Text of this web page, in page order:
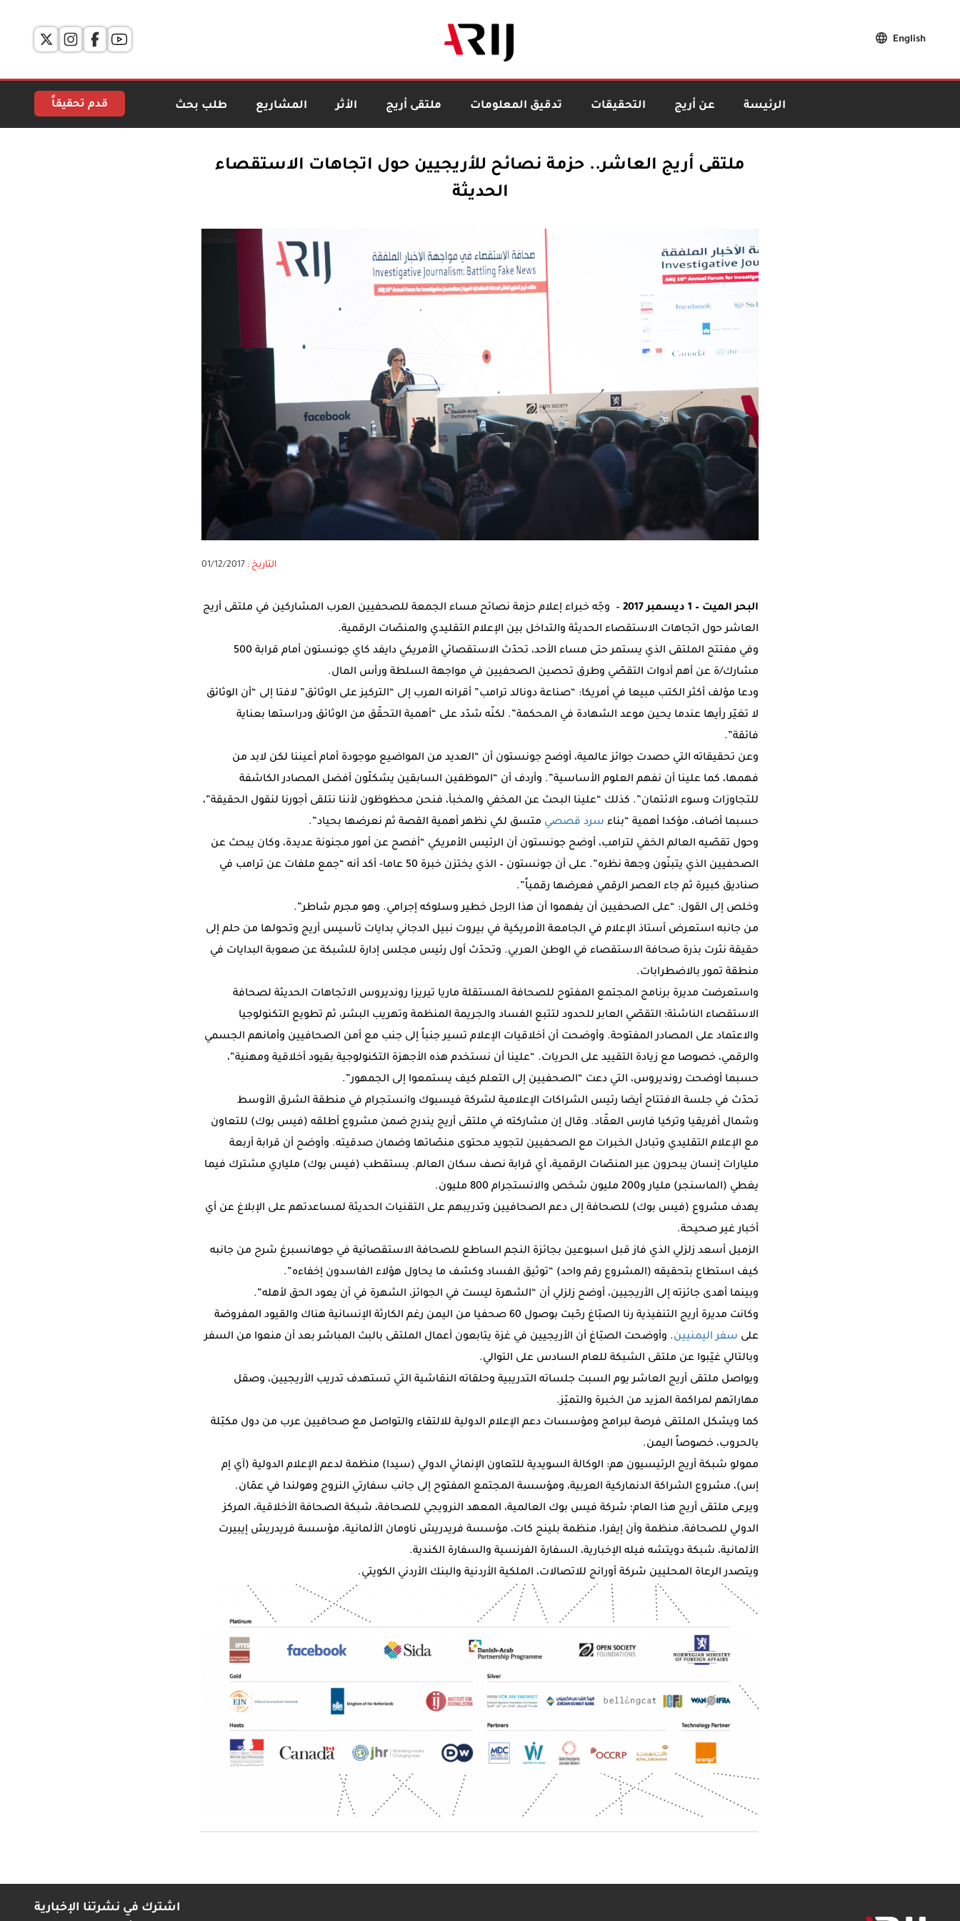
English
الرئيسة عن أريج التحقيقات تدقيق المعلومات ملتقى أريج الأثر المشاريع طلب بحث قدم تحقيقاً
ملتقى أريج العاشر.. حزمة نصائح للأريجيين حول اتجاهات الاستقصاء
الحديثة
التاريخ : 01/12/2017
البحر الميت – 1 ديسمبر 2017
– وجّه خبراء إعلام حزمة نصائح مساء الجمعة للصحفيين العرب المشاركين في ملتقى أريج
العاشر حول اتجاهات الاستقصاء الحديثة والتداخل بين الإعلام التقليدي والمنصّات الرقمية.
وفي مفتتح الملتقى الذي يستمر حتى مساء الأحد، تحدّث الاستقصائي الأمريكي دايفد كاي جونستون أمام قرابة 500
مشارك/ة عن أهم أدوات التقصّي وطرق تحصين الصحفيين في مواجهة السلطة ورأس المال.
ودعا مؤلف أكثر الكتب مبيعا في أمريكا: “صناعة دونالد ترامب” أقرانه العرب إلى “التركيز على الوثائق” لافتا إلى “أن الوثائق
لا تغيّر رأيها عندما يحين موعد الشهادة في المحكمة”. لكنّه شدّد على “أهمية التحقّق من الوثائق ودراستها بعناية
فائقة”.
وعن تحقيقاته التي حصدت جوائز عالمية، أوضح جونستون أن “العديد من المواضيع موجودة أمام أعيننا لكن لابد من
فهمها، كما علينا أن نفهم العلوم الأساسية”. وأردف أن “الموظفين السابقين يشكلّون أفضل المصادر الكاشفة
للتجاوزات وسوء الائتمان”. كذلك “علينا البحث عن المخفي والمخبأ، فنحن محظوظون لأننا نتلقى أجورنا لنقول الحقيقة”،
حسبما أضاف، مؤكدا أهمية “بناء سرد قصصي متسق لكي نظهر أهمية القصة ثم نعرضها بحياد”.
وحول تقصّيه العالم الخفي لترامب، أوضح جونستون أن الرئيس الأمريكي “أفصح عن أمور مجنونة عديدة، وكان يبحث عن
الصحفيين الذي يتبنّون وجهة نظره”. على أن جونستون – الذي يختزن خبرة 50 عاما- أكد أنه “جمع ملفات عن ترامب في
صناديق كبيرة ثم جاء العصر الرقمي فعرضها رقمياً”.
وخلص إلى القول: “على الصحفيين أن يفهموا أن هذا الرجل خطير وسلوكه إجرامي. وهو مجرم شاطر”.
من جانبه استعرض أستاذ الإعلام في الجامعة الأمريكية في بيروت نبيل الدجاني بدايات تأسيس أريج وتحولها من حلم إلى
حقيقة نثرت بذرة صحافة الاستقصاء في الوطن العربي. وتحدّث أول رئيس مجلس إدارة للشبكة عن صعوبة البدايات في
منطقة تمور بالاضطرابات.
واستعرضت مديرة برنامج المجتمع المفتوح للصحافة المستقلة ماريا تيريزا رونديروس الاتجاهات الحديثة لصحافة
الاستقصاء الناشئة؛ التقصّي العابر للحدود لتتبع الفساد والجريمة المنظمة وتهريب البشر، ثم تطويع التكنولوجيا
والاعتماد على المصادر المفتوحة. وأوضحت أن أخلاقيات الإعلام تسير جنباً إلى جنب مع أمن الصحافيين وأمانهم الجسمي
والرقمي، خصوصا مع زيادة التقييد على الحريات. “علينا أن نستخدم هذه الأجهزة التكنولوجية بقيود أخلاقية ومهنية”،
حسبما أوضحت رونديروس، التي دعت “الصحفيين إلى التعلم كيف يستمعوا إلى الجمهور”.
تحدّث في جلسة الافتتاح أيضا رئيس الشراكات الإعلامية لشركة فيسبوك وانستجرام في منطقة الشرق الأوسط
وشمال أفريقيا وتركيا فارس العقّاد. وقال إن مشاركته في ملتقى أريج يندرج ضمن مشروع أطلقه (فيس بوك) للتعاون
مع الإعلام التقليدي وتبادل الخبرات مع الصحفيين لتجويد محتوى منصّاتها وضمان صدقيته. وأوضح أن قرابة أربعة
مليارات إنسان يبحرون عبر المنصّات الرقمية، أي قرابة نصف سكان العالم. يستقطب (فيس بوك) ملياري مشترك فيما
يغطي (الماسنجر) مليار و200 مليون شخص والانستجرام 800 مليون.
يهدف مشروع (فيس بوك) للصحافة إلى دعم الصحافيين وتدريبهم على التقنيات الحديثة لمساعدتهم على الإبلاغ عن أي
أخبار غير صحيحة.
الزميل أسعد زلزلي الذي فاز قبل اسبوعين بجائزة النجم الساطع للصحافة الاستقصائية في جوهانسبرغ شرح من جانبه
كيف استطاع بتحقيقه (المشروع رقم واحد) “توثيق الفساد وكشف ما يحاول هؤلاء الفاسدون إخفاءه”.
وبينما أهدى جائزته إلى الأريجيين، أوضح زلزلي أن “الشهرة ليست في الجوائز، الشهرة في أن يعود الحق لأهله”.
وكانت مديرة أريج التنفيذية رنا الصبّاغ رحّبت بوصول 60 صحفيا من اليمن رغم الكارثة الإنسانية هناك والقيود المفروضة
على سفر اليمنيين. وأوضحت الصبّاغ أن الأريجيين في غزة يتابعون أعمال الملتقى بالبث المباشر بعد أن منعوا من السفر
وبالتالي غيّبوا عن ملتقى الشبكة للعام السادس على التوالي.
ويواصل ملتقى أريج العاشر يوم السبت جلساته التدريبية وحلقاته النقاشية التي تستهدف تدريب الأريجيين، وصقل
مهاراتهم لمراكمة المزيد من الخبرة والتميّز.
كما ويشكل الملتقى فرصة لبرامج ومؤسسات دعم الإعلام الدولية للالتقاء والتواصل مع صحافيين عرب من دول مكبّلة
بالحروب، خصوصاً اليمن.
ممولو شبكة أريج الرئيسيون هم: الوكالة السويدية للتعاون الإنمائي الدولي (سيدا) منظمة لدعم الإعلام الدولية (آي إم
إس)، مشروع الشراكة الدنماركية العربية، ومؤسسة المجتمع المفتوح إلى جانب سفارتي النروج وهولندا في عمّان.
ويرعى ملتقى أريج هذا العام؛ شركة فيس بوك العالمية، المعهد النرويجي للصحافة، شبكة الصحافة الأخلاقية، المركز
الدولي للصحافة، منظمة وآن إيفرا، منظمة بلينج كات، مؤسسة فريدريش ناومان الألمانية، مؤسسة فريدريش إيبيرت
الألمانية، شبكة دويتشه فيله الإخبارية، السفارة الفرنسية والسفارة الكندية.
ويتصدر الرعاة المحليين شركة أورانج للاتصالات، الملكية الأردنية والبنك الأردني الكويتي.
اشترك في نشرتنا الإخبارية